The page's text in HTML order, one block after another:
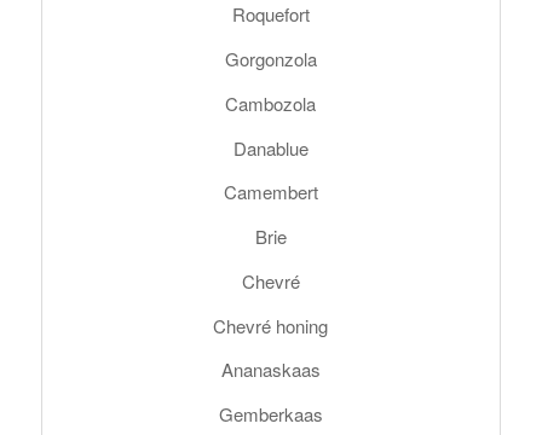
Roquefort
Gorgonzola
Cambozola
Danablue
Camembert
Brie
Chevré
Chevré honing
Ananaskaas
Gemberkaas